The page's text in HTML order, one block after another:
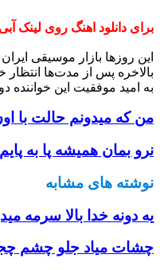
برای دانلود اهنگ روی لینک
این روزها بازار موسیقی
بالاخره پس از مدت‌ها
به امید موفقیت این خواننده
من که میدونم حالت با
نرو بمان همیشه پا به
نوشته های مشابه
یه دونه خدا بالا سرمه
چشات میاد جلو چشم